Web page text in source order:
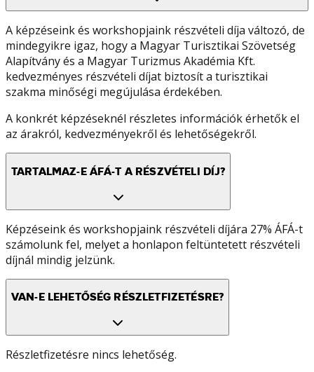
A képzéseink és workshopjaink részvételi díja változó, de
mindegyikre igaz, hogy a Magyar Turisztikai Szövetség
Alapítvány és a Magyar Turizmus Akadémia Kft.
kedvezményes részvételi díjat biztosít a turisztikai
szakma minőségi megújulása érdekében.
A konkrét képzéseknél részletes információk érhetők el
az árakról, kedvezményekről és lehetőségekről.
TARTALMAZ-E ÁFÁ-T A RÉSZVÉTELI DÍJ?
Képzéseink és workshopjaink részvételi díjára 27% ÁFÁ-t
számolunk fel, melyet a honlapon feltüntetett részvételi
díjnál mindig jelzünk.
VAN-E LEHETŐSÉG RÉSZLETFIZETÉSRE?
Részletfizetésre nincs lehetőség.